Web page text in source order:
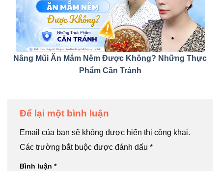
Nâng Mũi Ăn Mắm Nêm Được Không? Những Thực
Phẩm Cần Tránh
Để lại một bình luận
Email của bạn sẽ không được hiển thị công khai.
Các trường bắt buộc được đánh dấu *
Bình luận *